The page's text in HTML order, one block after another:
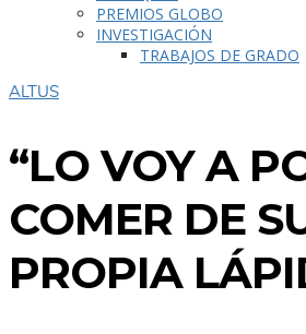
PREMIOS GLOBO
INVESTIGACIÓN
TRABAJOS DE GRADO
ALTUS
“LO VOY A
COMER DE
PROPIA